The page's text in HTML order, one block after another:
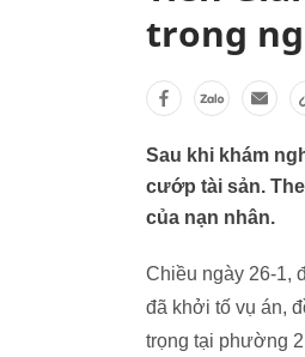
trong
Sau khi khám
cướp tài sản.
của nạn nhân.
Chiều ngày 26-1,
đã khởi tố vụ án,
trọng tại phường